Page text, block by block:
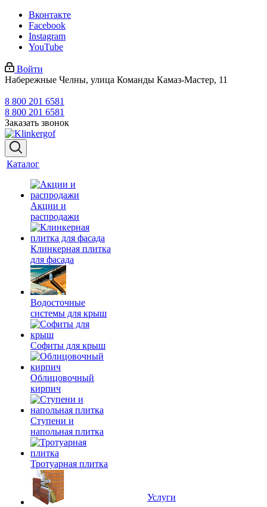
Вконтакте
Facebook
Instagram
YouTube
Войти
Набережные Челны, улица Команды Камаз-Мастер, 11
8 800 201 6581
8 800 201 6581
Заказать звонок
Каталог
Акции и
распродажи
Клинкерная плитка
для фасада
Водосточные
системы для крыш
Софиты для крыш
Облицовочный
кирпич
Ступени и
напольная плитка
Тротуарная плитка
Услуги